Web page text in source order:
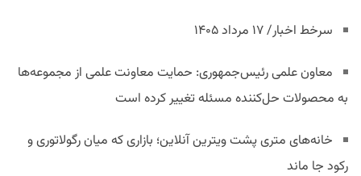
سرخط اخبار/ ۱۷ مرداد ۱۴۰۵
معاون علمی رئیس‌جمهوری: حمایت معاونت علمی از مجموعه‌ها
به محصولات حل‌کننده مسئله تغییر کرده است
خانه‌های متری پشت ویترین آنلاین؛ بازاری که میان رگولاتوری و
رکود جا ماند